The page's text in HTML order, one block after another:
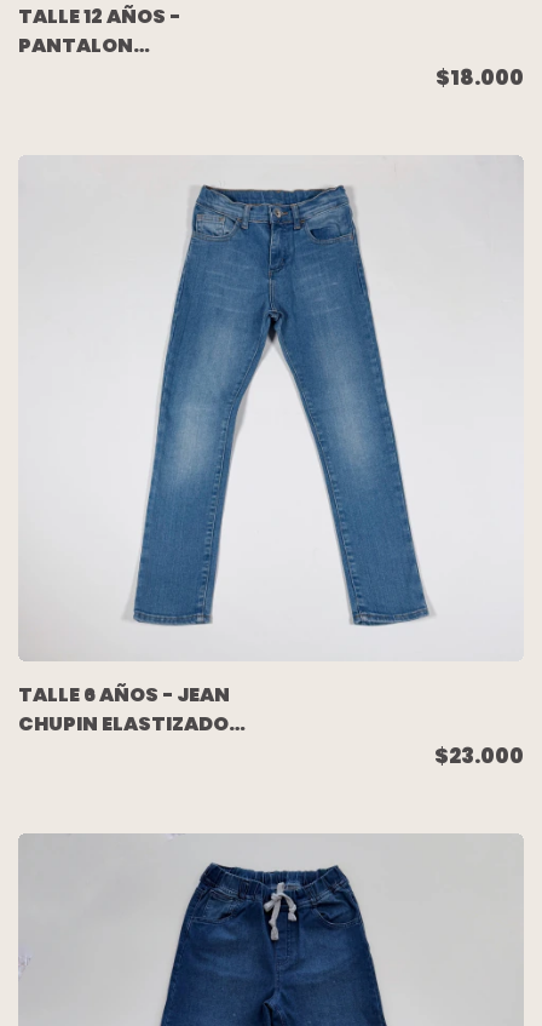
TALLE 12 AÑOS -
PANTALON
$18.000
TALLE 6 AÑOS - JEAN
CHUPIN ELASTIZADO
$23.000